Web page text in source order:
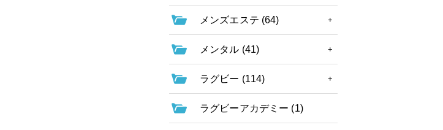
メンズエステ (64)
メンタル (41)
ラグビー (114)
ラグビーアカデミー (1)